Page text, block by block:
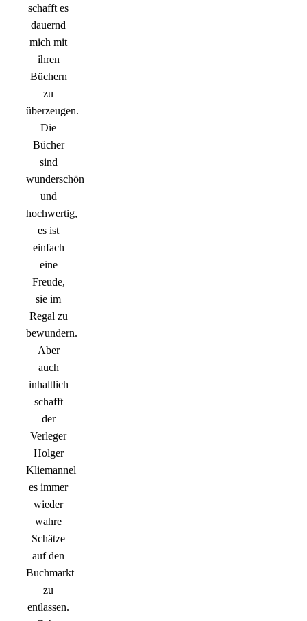
schafft es
dauernd
mich mit
ihren
Büchern
zu
überzeugen.
Die
Bücher
sind
wunderschön
und
hochwertig,
es ist
einfach
eine
Freude,
sie im
Regal zu
bewundern.
Aber
auch
inhaltlich
schafft
der
Verleger
Holger
Kliemannel
es immer
wieder
wahre
Schätze
auf den
Buchmarkt
zu
entlassen.